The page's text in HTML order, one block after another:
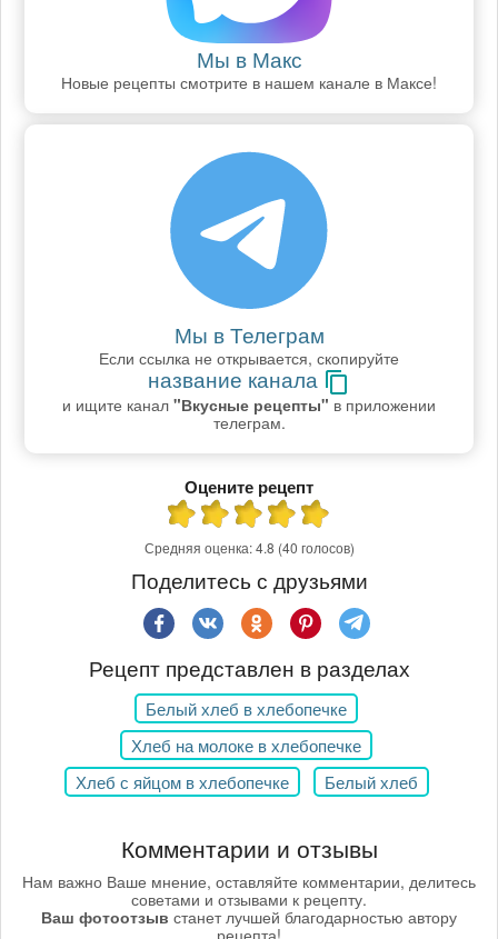
Мы в Макс
Новые рецепты смотрите в нашем канале в Максе!
Мы в Телеграм
Если ссылка не открывается, скопируйте
название канала
и ищите канал "Вкусные рецепты" в приложении
телеграм.
Оцените рецепт
Средняя оценка:4.8 (40 голосов)
Поделитесь с друзьями
Рецепт представлен в разделах
Белый хлеб в хлебопечке
Хлеб на молоке в хлебопечке
Хлеб с яйцом в хлебопечке
Белый хлеб
Комментарии и отзывы
Нам важно Ваше мнение, оставляйте комментарии, делитесь
советами и отзывами к рецепту.
Ваш фотоотзыв станет лучшей благодарностью автору